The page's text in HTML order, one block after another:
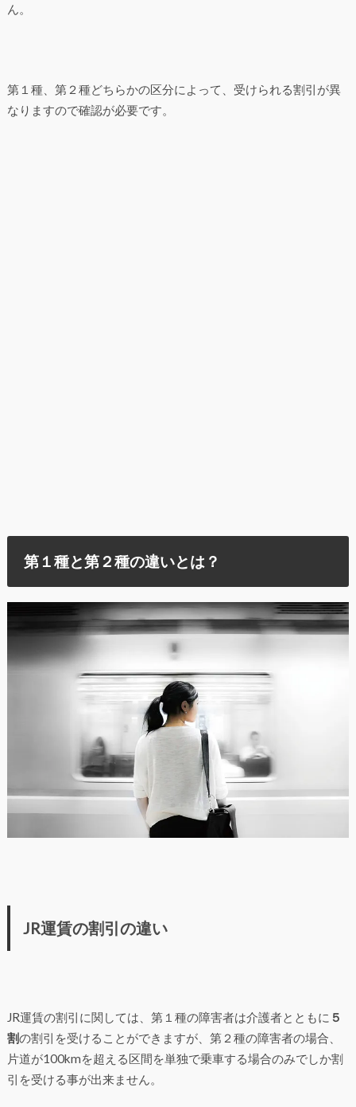
ん。
第１種、第２種どちらかの区分によって、受けられる割引が異
なりますので確認が必要です。
第１種と第２種の違いとは？
JR運賃の割引の違い
JR運賃の割引に関しては、第１種の障害者は介護者とともに ５
割の割引を受けることができますが、第２種の障害者の場合、
片道が100kmを超える区間を単独で乗車する場合のみでしか割
引を受ける事が出来ません。